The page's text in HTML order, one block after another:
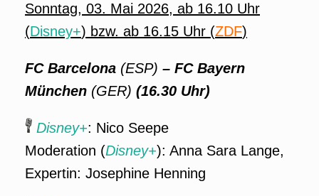
Sonntag, 03. Mai 2026, ab 16.10 Uhr
(Disney+) bzw. ab 16.15 Uhr (ZDF)
FC Barcelona (ESP) – FC Bayern
München (GER) (16.30 Uhr)
Disney+: Nico Seepe
Moderation (Disney+): Anna Sara Lange,
Expertin: Josephine Henning